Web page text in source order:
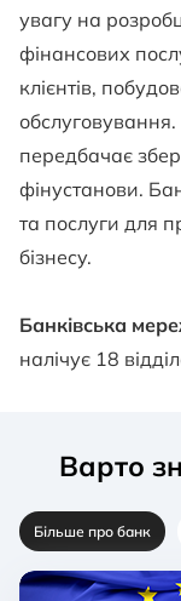
увагу на
фінансових
клієнтів,
передбачає
фінустанови.
та послуги для
бізнесу.
Банківська
налічує 18
Варто
Більше про банк